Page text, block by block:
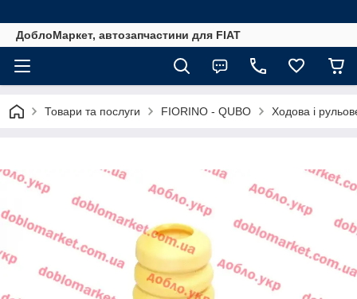
ДоблоМаркет, автозапчастини для FIAT
Товари та послуги FIORINO - QUBO Ходова і